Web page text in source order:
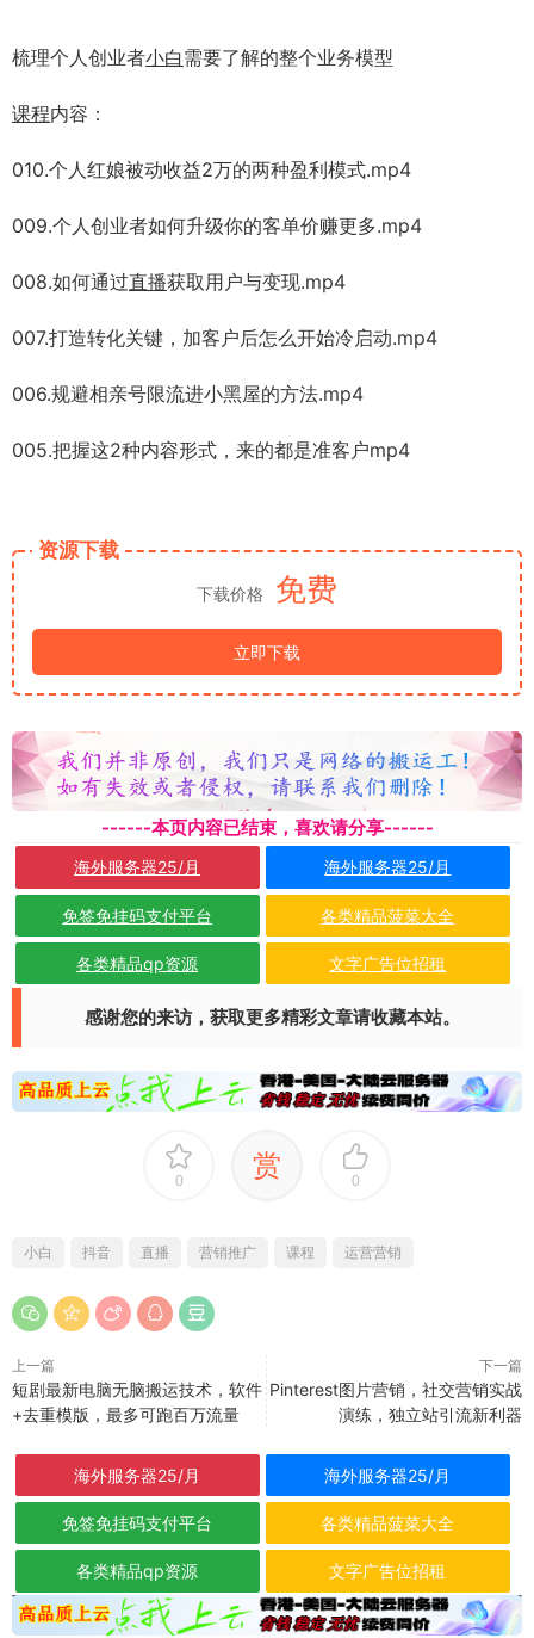
梳理个人创业者小白需要了解的整个业务模型
课程内容：
010.个人红娘被动收益2万的两种盈利模式.mp4
009.个人创业者如何升级你的客单价赚更多.mp4
008.如何通过直播获取用户与变现.mp4
007.打造转化关键，加客户后怎么开始冷启动.mp4
006.规避相亲号限流进小黑屋的方法.mp4
005.把握这2种内容形式，来的都是准客户mp4
资源下载
下载价格 免费
立即下载
------本页内容已结束，喜欢请分享------
海外服务器25/月 海外服务器25/月
免签免挂码支付平台 各类精品菠菜大全
各类精品qp资源 文字广告位招租
感谢您的来访，获取更多精彩文章请收藏本站。
0 赏 0
小白 抖音 直播 营销推广 课程 运营营销
上一篇
短剧最新电脑无脑搬运技术，软件
+去重模版，最多可跑百万流量
下一篇
Pinterest图片营销，社交营销实战
演练，独立站引流新利器
海外服务器25/月 海外服务器25/月
免签免挂码支付平台 各类精品菠菜大全
各类精品qp资源 文字广告位招租